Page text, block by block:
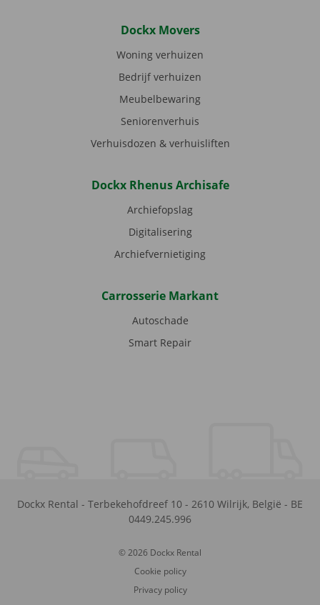
Dockx Movers
Woning verhuizen
Bedrijf verhuizen
Meubelbewaring
Seniorenverhuis
Verhuisdozen & verhuisliften
Dockx Rhenus Archisafe
Archiefopslag
Digitalisering
Archiefvernietiging
Carrosserie Markant
Autoschade
Smart Repair
Dockx Rental - Terbekehofdreef 10 - 2610 Wilrijk, België - BE
0449.245.996
© 2026 Dockx Rental
Cookie policy
Privacy policy